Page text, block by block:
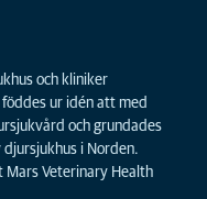
och kliniker
ur idén att med
och grundades
djursjukhus i Norden.
Mars Veterinary Health